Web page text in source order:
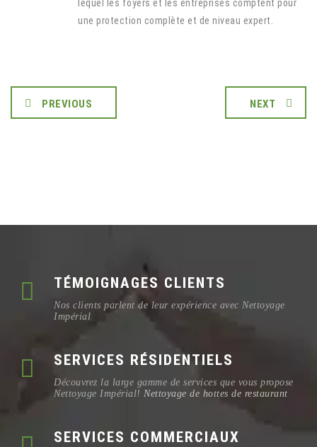
lequel les foyers et les entreprises comptent pour
une protection complète et de niveau expert.
PREVIOUS NEXT
TÉMOIGNAGES CLIENTS
Nos clients parlent de leur expérience avec Nettoyage
Impérial
SERVICES RÉSIDENTIELS
Découvrez la large gamme de services que vous propose
Nettoyage Impérial! Nettoyage de hottes de restaurant
SERVICES COMMERCIAUX